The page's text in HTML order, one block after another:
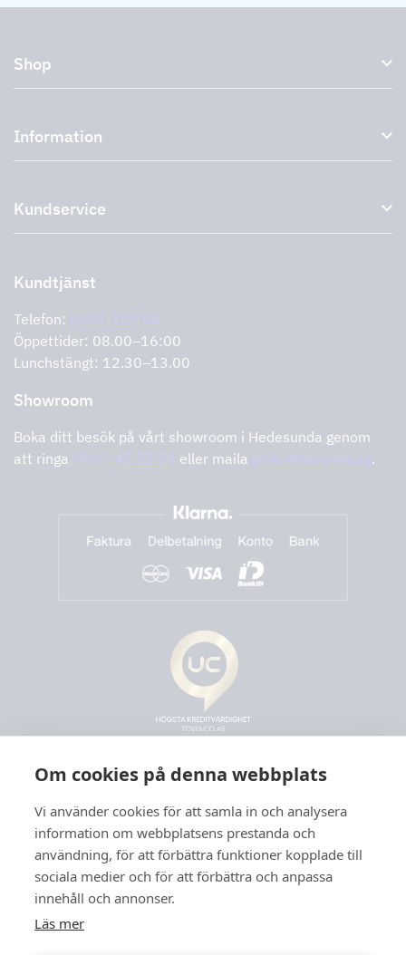
Om cookies på denna webbplats
Vi använder cookies för att samla in och analysera
information om webbplatsens prestanda och
användning, för att förbättra funktioner kopplade till
sociala medier och för att förbättra och anpassa
innehåll och annonser.
Läs mer
Shop
Externa fläktar
Plasmafilter
Outlet
Storköksprodukter PRO
Information
Miljö
Support och service
Cookies
Integritetspolicy
Kundservice
Retur av produkt
Support och service
Kundtjänst
Telefon: 0291-107 50
Öppettider: 08.00–16:00
Lunchstängt: 12.30–13.00
Showroom
Boka ditt besök på vårt showroom i Hedesunda genom
att ringa 0291-47 77 74 eller maila order@tovenco.se.